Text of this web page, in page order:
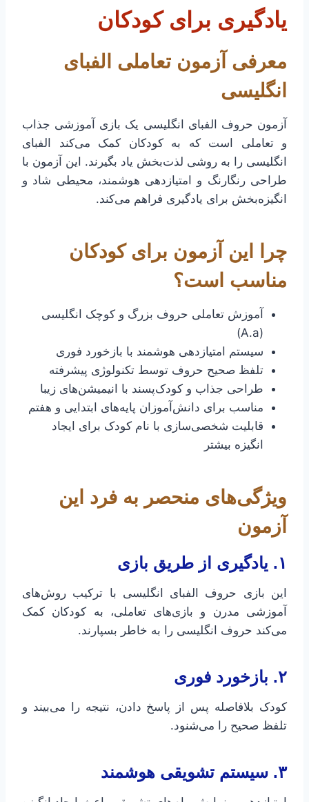
یادگیری برای کودکان
معرفی آزمون تعاملی الفبای
انگلیسی
آزمون حروف الفبای انگلیسی یک بازی آموزشی جذاب
و تعاملی است که به کودکان کمک می‌کند الفبای
انگلیسی را به روشی لذت‌بخش یاد بگیرند. این آزمون با
طراحی رنگارنگ و امتیازدهی هوشمند، محیطی شاد و
انگیزه‌بخش برای یادگیری فراهم می‌کند.
چرا این آزمون برای کودکان
مناسب است؟
آموزش تعاملی حروف بزرگ و کوچک انگلیسی
(A.a)
سیستم امتیازدهی هوشمند با بازخورد فوری
تلفظ صحیح حروف توسط تکنولوژی پیشرفته
طراحی جذاب و کودک‌پسند با انیمیشن‌های زیبا
مناسب برای دانش‌آموزان پایه‌های ابتدایی و هفتم
قابلیت شخصی‌سازی با نام کودک برای ایجاد
انگیزه بیشتر
ویژگی‌های منحصر به فرد این
آزمون
۱. یادگیری از طریق بازی
این بازی حروف الفبای انگلیسی با ترکیب روش‌های
آموزشی مدرن و بازی‌های تعاملی، به کودکان کمک
می‌کند حروف انگلیسی را به خاطر بسپارند.
۲. بازخورد فوری
کودک بلافاصله پس از پاسخ دادن، نتیجه را می‌بیند و
تلفظ صحیح را می‌شنود.
۳. سیستم تشویقی هوشمند